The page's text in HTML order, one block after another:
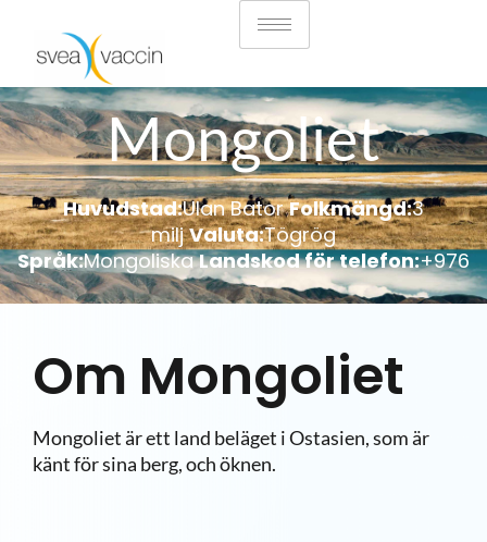
Mongoliet
Huvudstad:Ulan Bator Folkmängd:3
milj Valuta:Tögrög
Språk:Mongoliska Landskod för telefon:+976
Om Mongoliet
Mongoliet är ett land beläget i Ostasien, som är
känt för sina berg, och öknen.